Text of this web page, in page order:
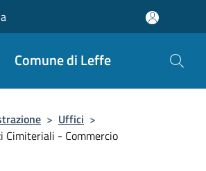
Comune di Leffe
> Uffici >
Cimiteriali - Commercio